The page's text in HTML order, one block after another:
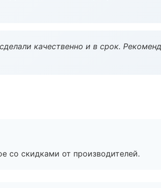
качественно и в срок.
со скидками от производителей.